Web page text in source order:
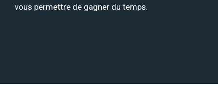
vous permettre de gagner du temps.